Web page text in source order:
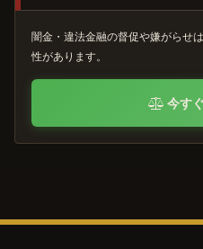
闇金・違法金融の督促や嫌がらせ
性があります。
今す